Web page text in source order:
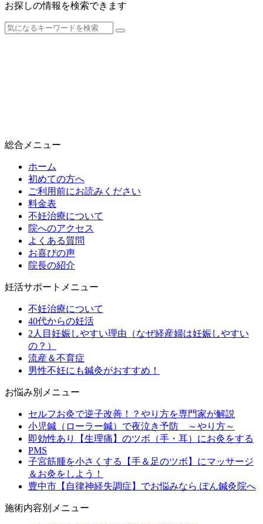
お探しの情報を検索できます
総合メニュー
ホーム
初めての方へ
ご利用前にお読みください
料金表
不妊治療について
院へのアクセス
よくある質問
お喜びの声
院長の紹介
妊活サポートメニュー
不妊治療について
40代からの妊活
2人目妊娠しやすい理由（なぜ経産婦は妊娠しやすい
の？）
流産＆不育症
男性不妊にも鍼灸がおすすめ！
お悩み別メニュー
セルフお灸で逆子改善！？やり方を専門家が解説
小児鍼（ローラー鍼）で夜泣き予防 ～やり方～
即効性あり【生理痛】のツボ（手・耳）にお灸をする
PMS
子宮筋腫を小さくする【手＆足のツボ】にマッサージ
＆お灸をしよう！
豊中市【自律神経失調症】でお悩みなら ぽん鍼灸院へ
施術内容別メニュー